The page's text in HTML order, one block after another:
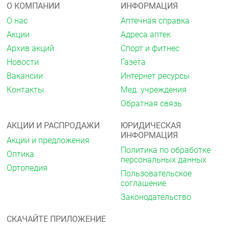
Ампулу препарата следует использовать только
один раз. Раствор следует вводить немедленно
после вскрытия ампулы.
Не следует смешивать раствор диклофенака,
содержащийся в ампулах, с растворами других
лекарственных средств для инъекций.
Если Вы применили препарата Диклофенак
больше, чем следовало
В случае передозировки немедленно свяжитесь с
помощи ближайшей больницы. Если есть
возможность, возьмите с собой упаковку, чтобы
показать врачу, какой препарат Вы приняли.
Если Вы прекратили применение препарата
Диклофенак
Не прекращайте применение препарата, не
посоветовавшись с Вашим врачом.
При наличии вопросов по применению
О КОМПАНИИ
О нас
Акции
Архив акций
Новости
Вакансии
Контакты
ИНФОРМАЦИЯ
Аптечная справка
Адреса аптек
Спорт и фитнес
Газета
Интернет ресурсы
Мед. учреждения
Обратная связь
АКЦИИ И РАСПРОДАЖИ
Акции и предложения
Оптика
Ортопедия
ЮРИДИЧЕСКАЯ
ИНФОРМАЦИЯ
Политика по обработке
персональных данных
Пользовательское
соглашение
Законодательство
СКАЧАЙТЕ ПРИЛОЖЕНИЕ